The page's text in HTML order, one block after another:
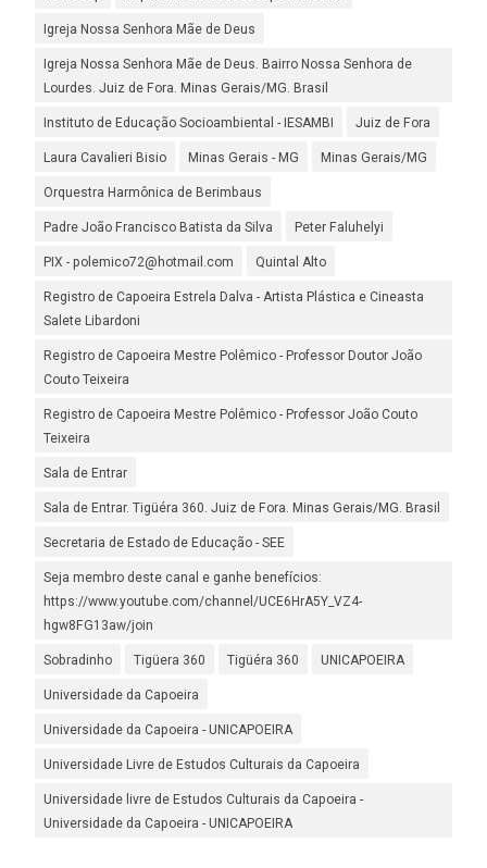
Igreja Nossa Senhora Mãe de Deus
Igreja Nossa Senhora Mãe de Deus. Bairro Nossa Senhora de
Lourdes. Juiz de Fora. Minas Gerais/MG. Brasil
Instituto de Educação Socioambiental - IESAMBI Juiz de Fora
Laura Cavalieri Bisio Minas Gerais - MG Minas Gerais/MG
Orquestra Harmônica de Berimbaus
Padre João Francisco Batista da Silva Peter Faluhelyi
PIX - polemico72@hotmail.com Quintal Alto
Registro de Capoeira Estrela Dalva - Artista Plástica e Cineasta
Salete Libardoni
Registro de Capoeira Mestre Polêmico - Professor Doutor João
Couto Teixeira
Registro de Capoeira Mestre Polêmico - Professor João Couto
Teixeira
Sala de Entrar
Sala de Entrar. Tigüéra 360. Juiz de Fora. Minas Gerais/MG. Brasil
Secretaria de Estado de Educação - SEE
Seja membro deste canal e ganhe benefícios:
https://www.youtube.com/channel/UCE6HrA5Y_VZ4-
hgw8FG13aw/join
Sobradinho Tigüera 360 Tigüéra 360 UNICAPOEIRA
Universidade da Capoeira
Universidade da Capoeira - UNICAPOEIRA
Universidade Livre de Estudos Culturais da Capoeira
Universidade livre de Estudos Culturais da Capoeira -
Universidade da Capoeira - UNICAPOEIRA